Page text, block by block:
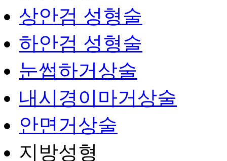
상안검 성형술
하안검 성형술
눈썹하거상술
내시경이마거상술
안면거상술
지방성형